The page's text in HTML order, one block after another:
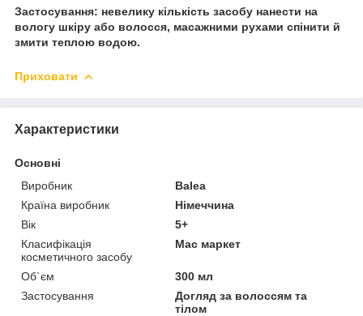
Застосування: невелику кількість засобу нанести на
вологу шкіру або волосся, масажними рухами спінити й
змити теплою водою.
Приховати
Характеристики
Основні
Виробник
Balea
Країна виробник
Німеччина
Вік
5+
Класифікація
косметичного засобу
Мас маркет
Об`єм
300 мл
Застосування
Догляд за волоссям та
тілом